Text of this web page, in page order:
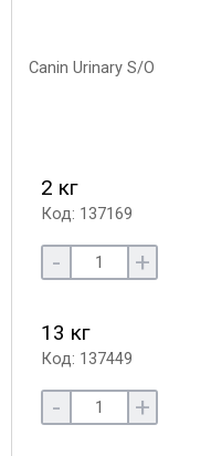
2 кг
Код: 137169
- +
13 кг
Код: 137449
- +